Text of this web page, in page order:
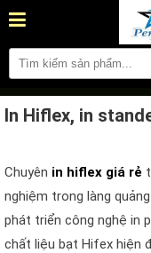
In Hiflex, in
Chuyên in hiflex giá rẻ
nghiệm trong làng
phát triển công nghệ in
chất liệu bạt Hifex hiện